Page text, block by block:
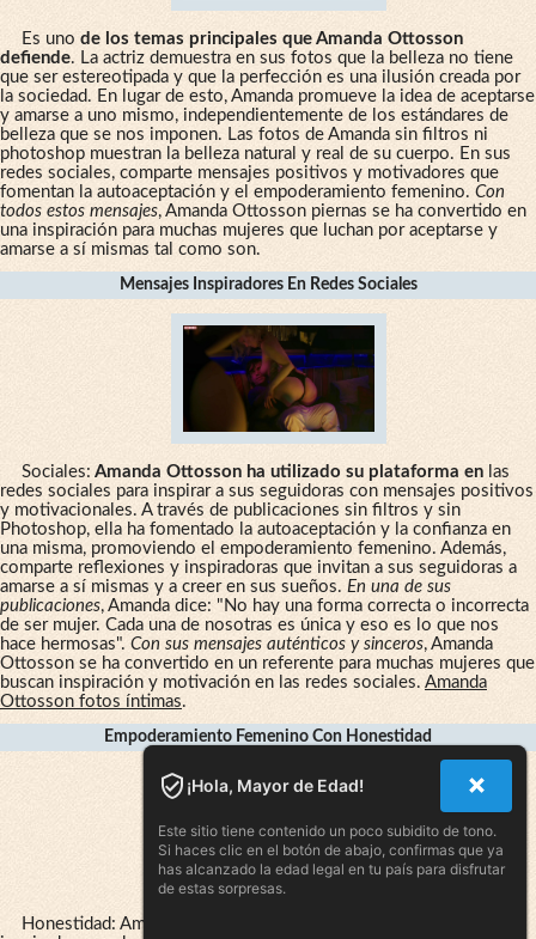
Es uno de los temas principales que Amanda Ottosson
defiende. La actriz demuestra en sus fotos que la belleza no tiene
que ser estereotipada y que la perfección es una ilusión creada por
la sociedad. En lugar de esto, Amanda promueve la idea de aceptarse
y amarse a uno mismo, independientemente de los estándares de
belleza que se nos imponen. Las fotos de Amanda sin filtros ni
photoshop muestran la belleza natural y real de su cuerpo. En sus
redes sociales, comparte mensajes positivos y motivadores que
fomentan la autoaceptación y el empoderamiento femenino. Con
todos estos mensajes, Amanda Ottosson piernas se ha convertido en
una inspiración para muchas mujeres que luchan por aceptarse y
amarse a sí mismas tal como son.
Mensajes Inspiradores En Redes Sociales
Sociales: Amanda Ottosson ha utilizado su plataforma enlas
redes sociales para inspirar a sus seguidoras con mensajes positivos
y motivacionales. A través de publicaciones sin filtros y sin
Photoshop, ella ha fomentado la autoaceptación y la confianza en
una misma, promoviendo el empoderamiento femenino. Además,
comparte reflexiones y inspiradoras que invitan a sus seguidoras a
amarse a sí mismas y a creer en sus sueños. En una de sus
publicaciones, Amanda dice: "No hay una forma correcta o incorrecta
de ser mujer. Cada una de nosotras es única y eso es lo que nos
hace hermosas". Con sus mensajes auténticos y sinceros, Amanda
Ottosson se ha convertido en un referente para muchas mujeres que
buscan inspiración y motivación en las redes sociales. Amanda
Ottosson fotos íntimas.
Empoderamiento Femenino Con Honestidad
Honestidad: Amanda Ottosson es una joven actriz que ha
¡Hola, Mayor de Edad!
Este sitio tiene contenido un poco subidito de tono.
Si haces clic en el botón de abajo, confirmas que ya
has alcanzado la edad legal en tu país para disfrutar
de estas sorpresas.